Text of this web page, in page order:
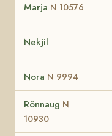
Marja N 10576
Nekjil
Nora N 9994
Rönnaug N
10930